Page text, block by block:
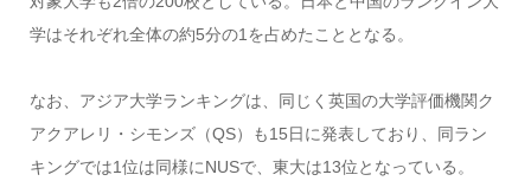
学はそれぞれ全体の約5分の1を占めたこととなる。
なお、アジア大学ランキングは、同じく英国の大学評価機関ク
アクアレリ・シモンズ（QS）も15日に発表しており、同ラン
キングでは1位は同様にNUSで、東大は13位となっている。